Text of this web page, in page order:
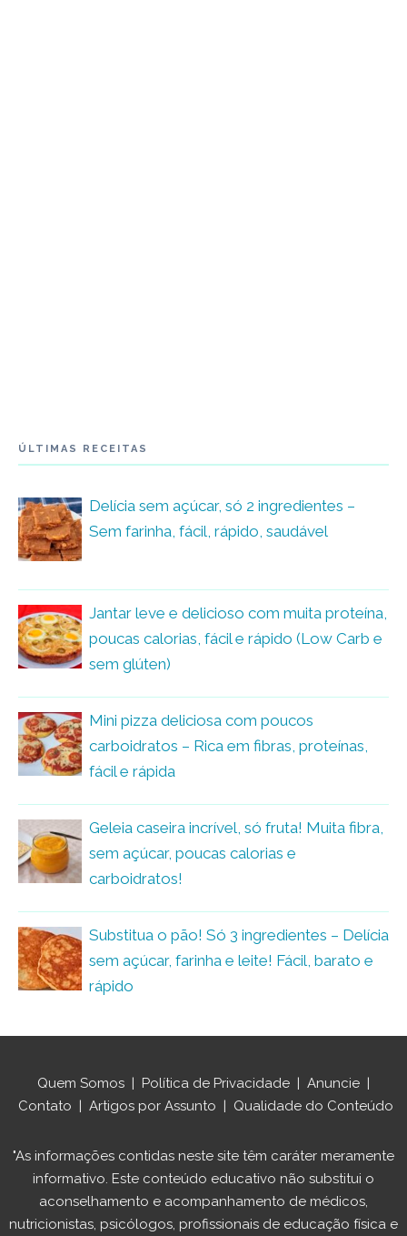
ÚLTIMAS RECEITAS
Delícia sem açúcar, só 2 ingredientes –
Sem farinha, fácil, rápido, saudável
Jantar leve e delicioso com muita proteína,
poucas calorias, fácil e rápido (Low Carb e
sem glúten)
Mini pizza deliciosa com poucos
carboidratos – Rica em fibras, proteínas,
fácil e rápida
Geleia caseira incrível, só fruta! Muita fibra,
sem açúcar, poucas calorias e
carboidratos!
Substitua o pão! Só 3 ingredientes – Delícia
sem açúcar, farinha e leite! Fácil, barato e
rápido
Quem Somos Política de Privacidade Anuncie
Contato
Artigos por Assunto Qualidade do Conteúdo
"As informações contidas neste site têm caráter meramente
informativo. Este conteúdo educativo não substitui o
aconselhamento e acompanhamento de médicos,
nutricionistas, psicólogos, profissionais de educação física e